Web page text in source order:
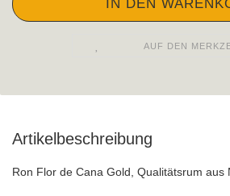
AUF DEN
Artikelbeschreibung
Ron Flor de Cana Gold, Qualitätsrum aus